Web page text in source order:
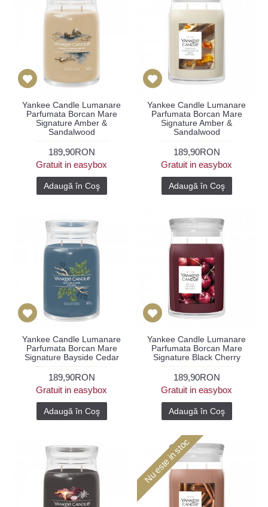
Yankee Candle Lumanare
Parfumata Borcan Mare
Signature Amber &
Sandalwood
189,90RON
Gratuit in easybox
Adaugă în Coş
Yankee Candle Lumanare
Parfumata Borcan Mare
Signature Amber &
Sandalwood
189,90RON
Gratuit in easybox
Adaugă în Coş
Yankee Candle Lumanare
Parfumata Borcan Mare
Signature Bayside Cedar
189,90RON
Gratuit in easybox
Adaugă în Coş
Yankee Candle Lumanare
Parfumata Borcan Mare
Signature Black Cherry
189,90RON
Gratuit in easybox
Adaugă în Coş
Nu este in stoc